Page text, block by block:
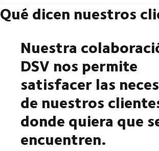
Qué dicen nuestros
Nuestra
DSV nos permite
satisfacer las
de nuestros
donde quiera que
encuentren.